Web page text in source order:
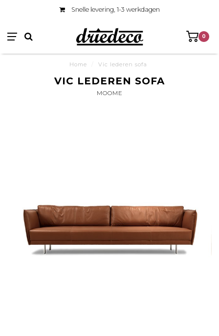
Snelle levering, 1-3 werkdagen
0
Home Vic lederen sofa
VIC LEDEREN SOFA
MOOME